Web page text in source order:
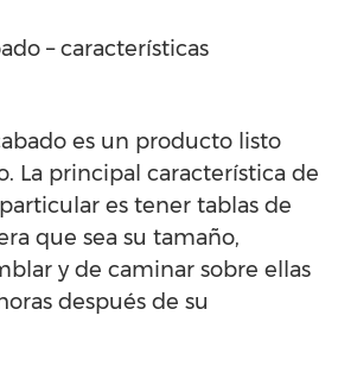
– características
es un producto listo
La principal característica de
es tener tablas de
que sea su tamaño,
y de caminar sobre ellas
después de su